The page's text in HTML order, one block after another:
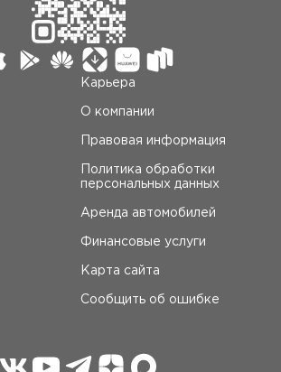
Карьера
О компании
Правовая информация
Политика обработки
персональных данных
Аренда автомобилей
Финансовые услуги
Карта сайта
Сообщить об ошибке